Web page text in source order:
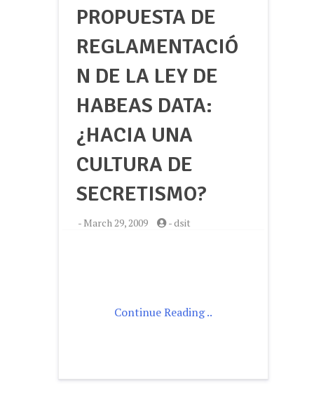
PROPUESTA DE
REGLAMENTACIÓ
N DE LA LEY DE
HABEAS DATA:
¿HACIA UNA
CULTURA DE
SECRETISMO?
- March 29, 2009 -dsit
Continue Reading ..